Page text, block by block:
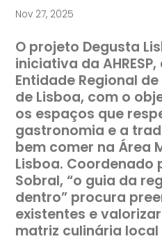
Nov 27, 2025
O projeto Degusta
iniciativa da
Entidade Regional
de Lisboa, com o
os espaços que
gastronomia e a
bem comer na Área
Lisboa. Coordenado
Sobral, “o guia da
dentro” procura
existentes e
matriz culinária local